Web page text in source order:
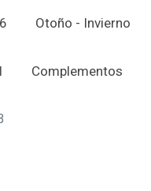
Otoño - Invierno
Complementos